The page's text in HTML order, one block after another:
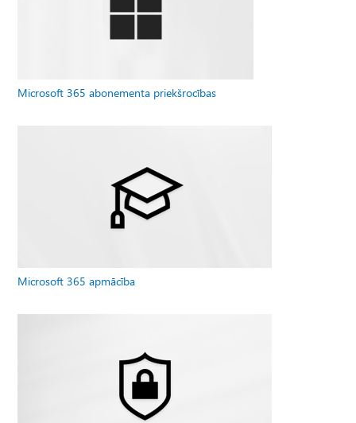
Microsoft 365 abonementa priekšrocības
Microsoft 365 apmācība